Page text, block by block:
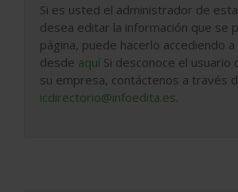
Si es usted el administrador de
desea editar la información que se
página, puede hacerlo accediendo
desde aquí Si desconoce el usuario
su empresa, contáctenos a través
icdirectorio@infoedita.es.